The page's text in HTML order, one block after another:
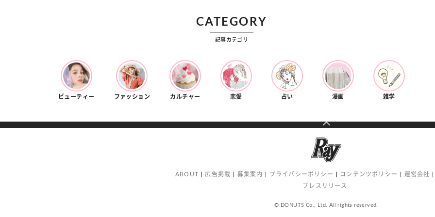
CATEGORY
記事カテゴリ
ビューティー ファッション カルチャー 恋愛 占い 漫画 雑学
ABOUT 広告掲載 募集案内 プライバシーポリシー コンテンツポリシー 運営会社
プレスリリース
© DONUTS Co., Ltd. All rights reserved.